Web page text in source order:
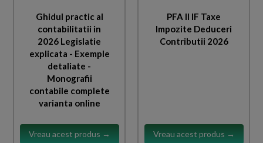
Ghidul practic al
contabilitatii in
2026 Legislatie
explicata - Exemple
detaliate -
Monografii
contabile complete
varianta online
Vreau acest produs →
PFA II IF Taxe
Impozite Deduceri
Contributii 2026
Vreau acest produs →